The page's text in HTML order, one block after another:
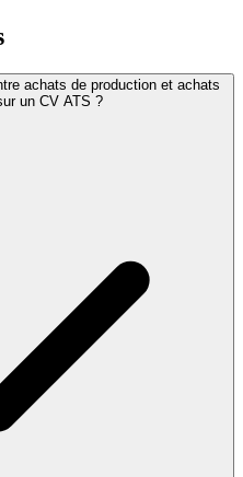
achats de production et achats
un CV ATS ?